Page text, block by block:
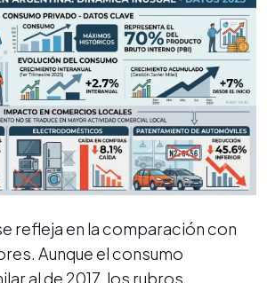
refleja en la comparación con
Aunque el consumo
al de 2017, los rubros